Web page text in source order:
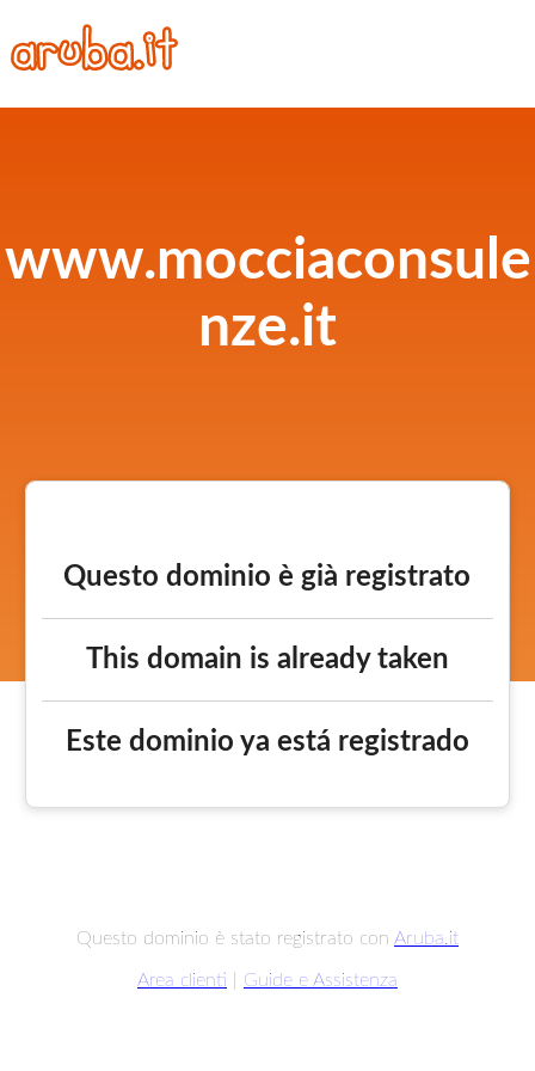
www.mocciaconsule
nze.it
Questo dominio è già registrato
This domain is already taken
Este dominio ya está registrado
Questo dominio è stato registrato con Aruba.it
Area clienti Guide e Assistenza